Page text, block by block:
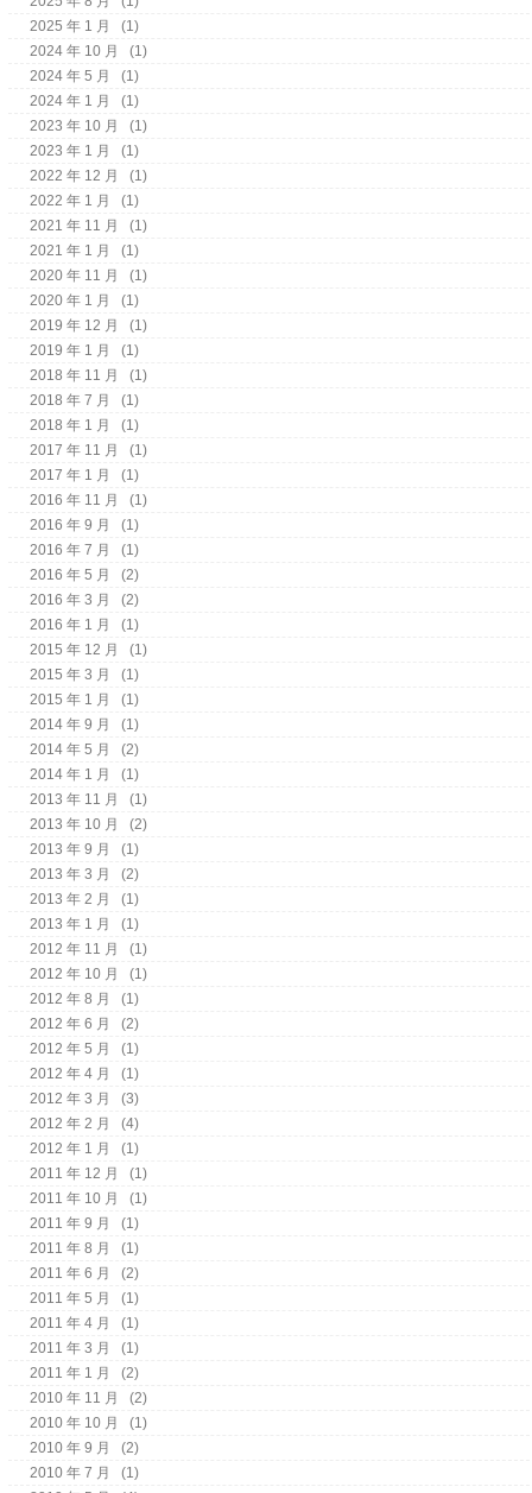
2025 年 1 月
(1)
2024 年 10 月
(1)
2024 年 5 月
(1)
2024 年 1 月
(1)
2023 年 10 月
(1)
2023 年 1 月
(1)
2022 年 12 月
(1)
2022 年 1 月
(1)
2021 年 11 月
(1)
2021 年 1 月
(1)
2020 年 11 月
(1)
2020 年 1 月
(1)
2019 年 12 月
(1)
2019 年 1 月
(1)
2018 年 11 月
(1)
2018 年 7 月
(1)
2018 年 1 月
(1)
2017 年 11 月
(1)
2017 年 1 月
(1)
2016 年 11 月
(1)
2016 年 9 月
(1)
2016 年 7 月
(1)
2016 年 5 月
(2)
2016 年 3 月
(2)
2016 年 1 月
(1)
2015 年 12 月
(1)
2015 年 3 月
(1)
2015 年 1 月
(1)
2014 年 9 月
(1)
2014 年 5 月
(2)
2014 年 1 月
(1)
2013 年 11 月
(1)
2013 年 10 月
(2)
2013 年 9 月
(1)
2013 年 3 月
(2)
2013 年 2 月
(1)
2013 年 1 月
(1)
2012 年 11 月
(1)
2012 年 10 月
(1)
2012 年 8 月
(1)
2012 年 6 月
(2)
2012 年 5 月
(1)
2012 年 4 月
(1)
2012 年 3 月
(3)
2012 年 2 月
(4)
2012 年 1 月
(1)
2011 年 12 月
(1)
2011 年 10 月
(1)
2011 年 9 月
(1)
2011 年 8 月
(1)
2011 年 6 月
(2)
2011 年 5 月
(1)
2011 年 4 月
(1)
2011 年 3 月
(1)
2011 年 1 月
(2)
2010 年 11 月
(2)
2010 年 10 月
(1)
2010 年 9 月
(2)
2010 年 7 月
(1)